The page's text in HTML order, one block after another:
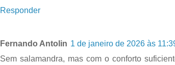
Responder
Fernando Antolin 1 de janeiro de 2026 às
Sem salamandra, mas com o conforto